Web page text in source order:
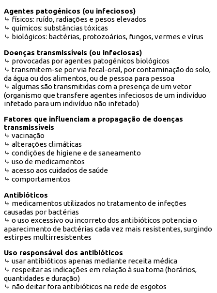
Agentes patogénicos (ou infeciosos)
⤷ físicos: ruído, radiações e pesos elevados
⤷ químicos: substâncias tóxicas
⤷ biológicos: bactérias, protozoários, fungos, vermes e vírus
Doenças transmissíveis (ou infeciosas)
⤷ provocadas por agentes patogénicos biológicos
⤷ transmitem-se por via fecal-oral, por contaminação do solo,
da água ou dos alimentos, ou de pessoa para pessoa
⤷ algumas são transmitidas com a presença de um vetor
(organismo que transfere agentes infeciosos de um indivíduo
infetado para um indivíduo não infetado)
Fatores que influenciam a propagação de doenças
transmissíveis
⤷ vacinação
⤷ alterações climáticas
⤷ condições de higiene e de saneamento
⤷ uso de medicamentos
⤷ acesso aos cuidados de saúde
⤷ comportamentos
Antibióticos
⤷ medicamentos utilizados no tratamento de infeções
causadas por bactérias
⤷ o uso excessivo ou incorreto dos antibióticos potencia o
aparecimento de bactérias cada vez mais resistentes, surgindo
estirpes multirresistentes
Uso responsável dos antibióticos
⤷ usar antibióticos apenas mediante receita médica
⤷ respeitar as indicações em relação à sua toma (horários,
quantidades e duração)
⤷ não deitar fora antibióticos na rede de esgotos